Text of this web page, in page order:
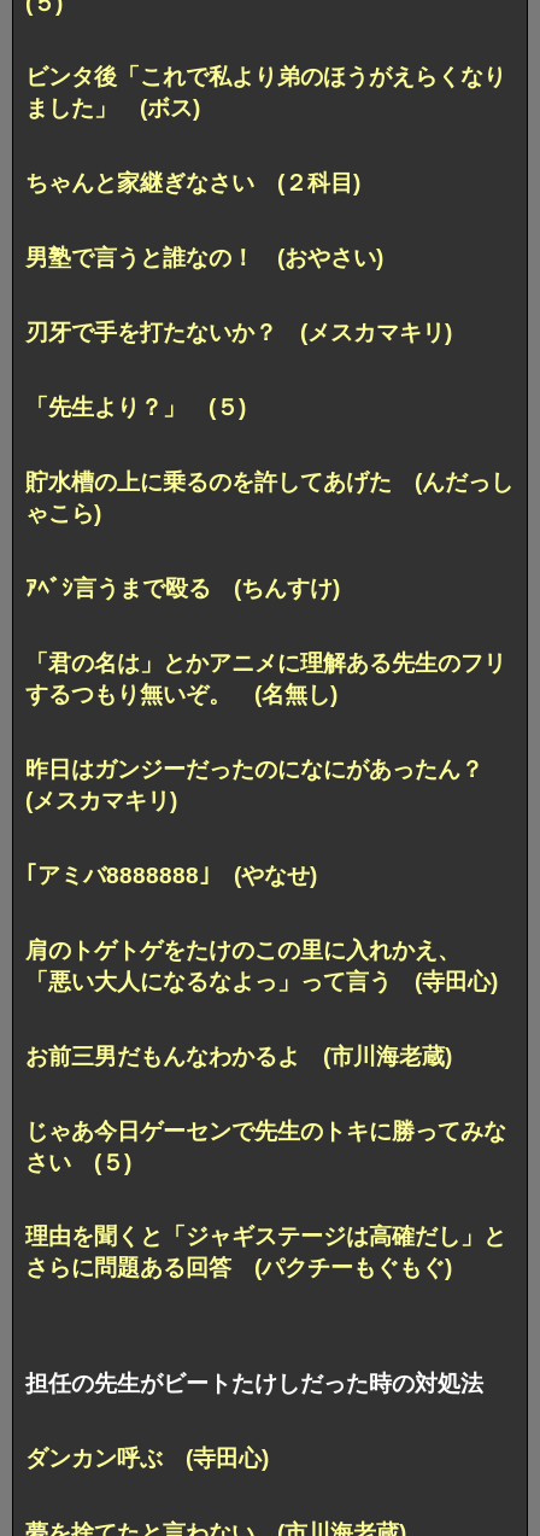
ビンタ後「これで私より弟のほうがえらくなり
ました」 (ボス)
ちゃんと家継ぎなさい (２科目)
男塾で言うと誰なの！ (おやさい)
刃牙で手を打たないか？ (メスカマキリ)
「先生より？」 (５)
貯水槽の上に乗るのを許してあげた (んだっし
ゃこら)
ｱﾍﾞｼ言うまで殴る (ちんすけ)
「君の名は」とかアニメに理解ある先生のフリ
するつもり無いぞ。 (名無し)
昨日はガンジーだったのになにがあったん？
(メスカマキリ)
｢アミバ8888888｣ (やなせ)
肩のトゲトゲをたけのこの里に入れかえ、
「悪い大人になるなよっ」って言う (寺田心)
お前三男だもんなわかるよ (市川海老蔵)
じゃあ今日ゲーセンで先生のトキに勝ってみな
さい (５)
理由を聞くと「ジャギステージは高確だし」と
さらに問題ある回答 (パクチーもぐもぐ)
担任の先生がビートたけしだった時の対処法
ダンカン呼ぶ (寺田心)